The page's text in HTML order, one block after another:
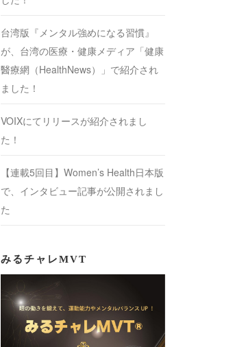
台湾版『メンタル強めになる習慣』
が、台湾の医療・健康メディア「健康
醫療網（HealthNews）」で紹介され
ました！
VOIXにてリリースが紹介されまし
た！
【連載5回目】Women’s Health日本版
で、インタビュー記事が公開されまし
た
みるチャレMVT